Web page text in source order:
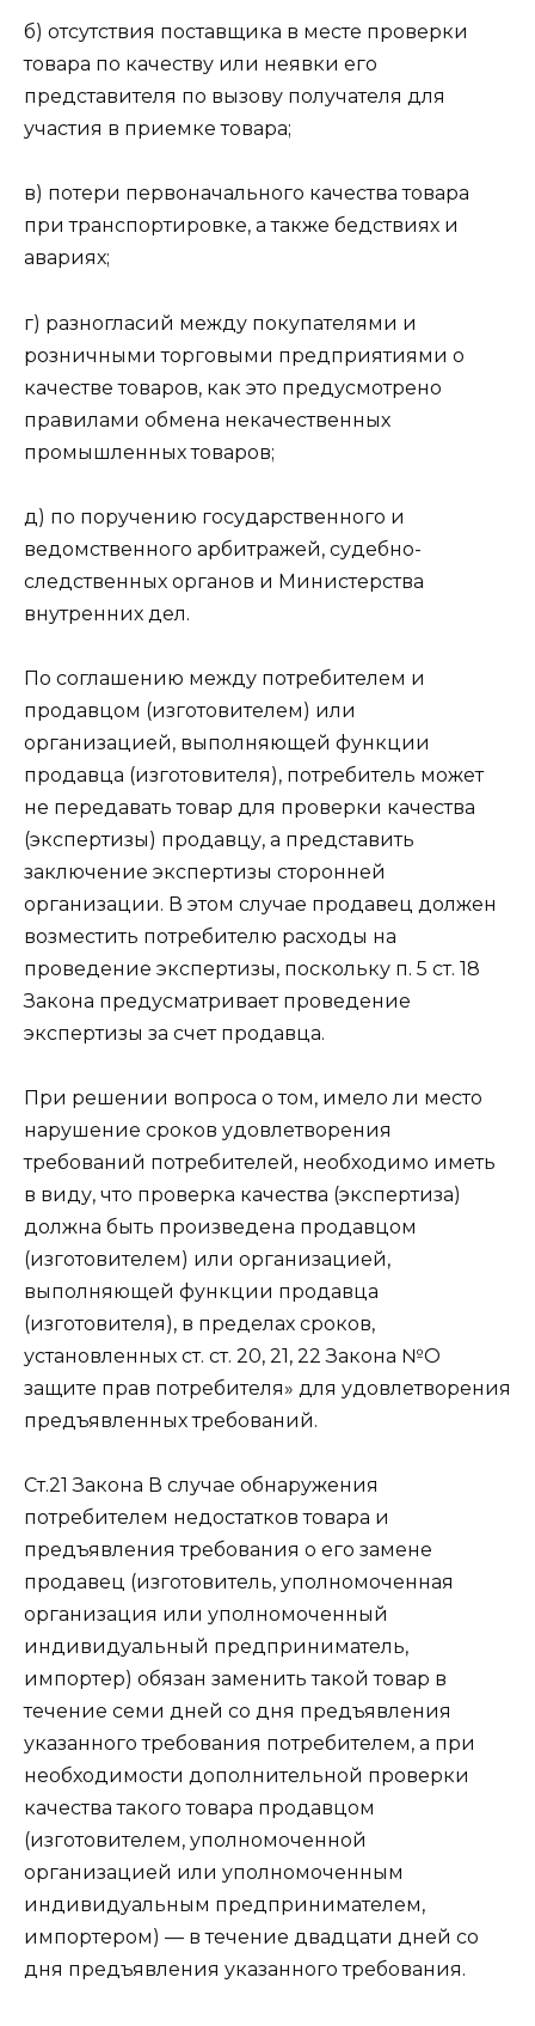
б) отсутствия поставщика в месте проверки
товара по качеству или неявки его
представителя по вызову получателя для
участия в приемке товара;
в) потери первоначального качества товара
при транспортировке, а также бедствиях и
авариях;
г) разногласий между покупателями и
розничными торговыми предприятиями о
качестве товаров, как это предусмотрено
правилами обмена некачественных
промышленных товаров;
д) по поручению государственного и
ведомственного арбитражей, судебно-
следственных органов и Министерства
внутренних дел.
По соглашению между потребителем и
продавцом (изготовителем) или
организацией, выполняющей функции
продавца (изготовителя), потребитель может
не передавать товар для проверки качества
(экспертизы) продавцу, а представить
заключение экспертизы сторонней
организации. В этом случае продавец должен
возместить потребителю расходы на
проведение экспертизы, поскольку п. 5 ст. 18
Закона предусматривает проведение
экспертизы за счет продавца.
При решении вопроса о том, имело ли место
нарушение сроков удовлетворения
требований потребителей, необходимо иметь
в виду, что проверка качества (экспертиза)
должна быть произведена продавцом
(изготовителем) или организацией,
выполняющей функции продавца
(изготовителя), в пределах сроков,
установленных ст. ст. 20, 21, 22 Закона №О
защите прав потребителя» для удовлетворения
предъявленных требований.
Ст.21 Закона В случае обнаружения
потребителем недостатков товара и
предъявления требования о его замене
продавец (изготовитель, уполномоченная
организация или уполномоченный
индивидуальный предприниматель,
импортер) обязан заменить такой товар в
течение семи дней со дня предъявления
указанного требования потребителем, а при
необходимости дополнительной проверки
качества такого товара продавцом
(изготовителем, уполномоченной
организацией или уполномоченным
индивидуальным предпринимателем,
импортером) — в течение двадцати дней со
дня предъявления указанного требования.